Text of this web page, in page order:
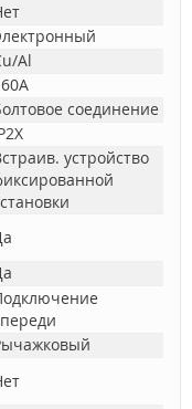
Al
соединение
устройство